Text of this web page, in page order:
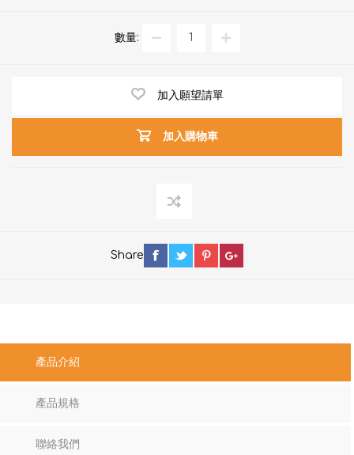
數量:
加入願望請單
加入購物車
Share
產品介紹
產品規格
聯絡我們